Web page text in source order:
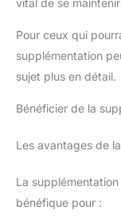
Pour ceux qui
supplémentation
sujet plus en détail.
Bénéficier de la
Les avantages de
La
bénéfique pour :